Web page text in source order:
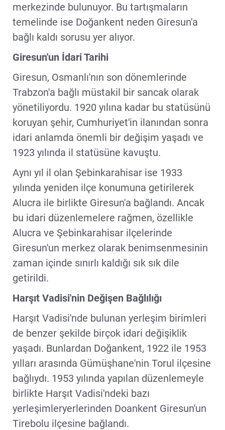
merkezinde bulunuyor. Bu tartışmaların
temelinde ise Doğankent neden Giresun'a
bağlı kaldı sorusu yer alıyor.
Giresun'un İdari Tarihi
Giresun, Osmanlı'nın son dönemlerinde
Trabzon'a bağlı müstakil bir sancak olarak
yönetiliyordu. 1920 yılına kadar bu statüsünü
koruyan şehir, Cumhuriyet'in ilanından sonra
idari anlamda önemli bir değişim yaşadı ve
1923 yılında il statüsüne kavuştu.
Aynı yıl il olan Şebinkarahisar ise 1933
yılında yeniden ilçe konumuna getirilerek
Alucra ile birlikte Giresun'a bağlandı. Ancak
bu idari düzenlemelere rağmen, özellikle
Alucra ve Şebinkarahisar ilçelerinde
Giresun'un merkez olarak benimsenmesinin
zaman içinde sınırlı kaldığı sık sık dile
getirildi.
Harşıt Vadisi'nin Değişen Bağlılığı
Harşıt Vadisi'nde bulunan yerleşim birimleri
de benzer şekilde birçok idari değişiklik
yaşadı. Bunlardan Doğankent, 1922 ile 1953
yılları arasında Gümüşhane'nin Torul ilçesine
bağlıydı. 1953 yılında yapılan düzenlemeyle
birlikte Harşıt Vadisi'ndeki bazı
yerleşimleryerlerinden Doankent Giresun'un
Tirebolu ilçesine bağlandı.